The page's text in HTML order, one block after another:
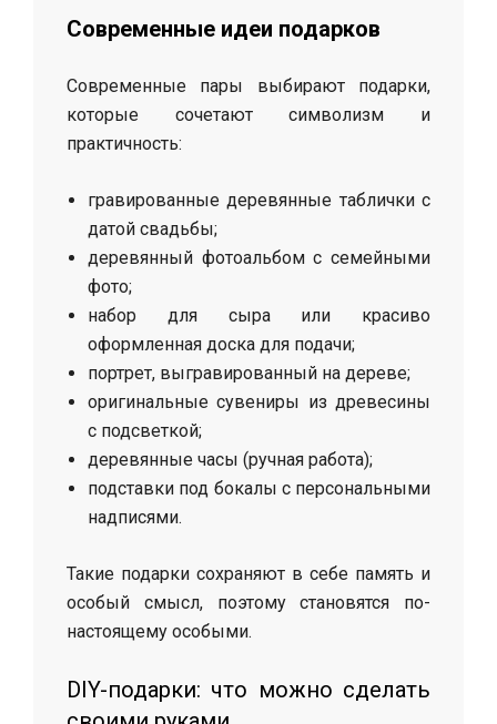
Современные идеи подарков
Современные пары выбирают подарки,
которые сочетают символизм и
практичность:
гравированные деревянные таблички с
датой свадьбы;
деревянный фотоальбом с семейными
фото;
набор для сыра или красиво
оформленная доска для подачи;
портрет, выгравированный на дереве;
оригинальные сувениры из древесины
с подсветкой;
деревянные часы (ручная работа);
подставки под бокалы с персональными
надписями.
Такие подарки сохраняют в себе память и
особый смысл, поэтому становятся по-
настоящему особыми.
DIY-подарки: что можно сделать